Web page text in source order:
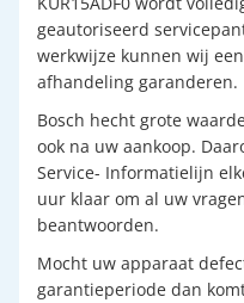
geautoriseerd
werkwijze kunnen wij
afhandeling garanderen.
Bosch hecht grote
ook na uw aankoop.
Service- Informatielijn
uur klaar om al uw
beantwoorden.
Mocht uw apparaat
garantieperiode dan